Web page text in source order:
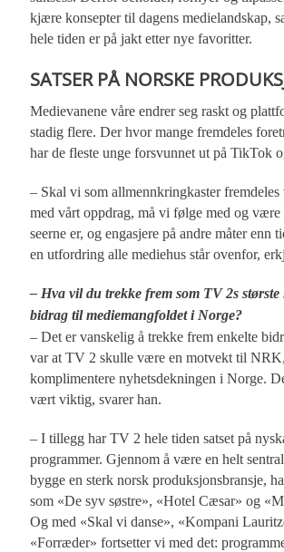
kjære konsepter til dagens medielandskap,
hele tiden er på jakt etter nye favoritter.
SATSER PÅ NORSKE
Medievanene våre endrer seg raskt og
stadig flere. Der hvor mange fremdeles
har de fleste unge forsvunnet ut på TikTok
– Skal vi som allmennkringkaster
med vårt oppdrag, må vi følge med og være
seerne er, og engasjere på andre måter enn
en utfordring alle mediehus står ovenfor,
– Hva vil du trekke frem som TV 2s største
bidrag til mediemangfoldet i Norge?
– Det er vanskelig å trekke frem enkelte
var at TV 2 skulle være en motvekt til
komplimentere nyhetsdekningen i Norge.
vært viktig, svarer han.
– I tillegg har TV 2 hele tiden satset på
programmer. Gjennom å være en helt
bygge en sterk norsk produksjonsbransje,
som «De syv søstre», «Hotel Cæsar» og
Og med «Skal vi danse», «Kompani
«Forræder» fortsetter vi med det: